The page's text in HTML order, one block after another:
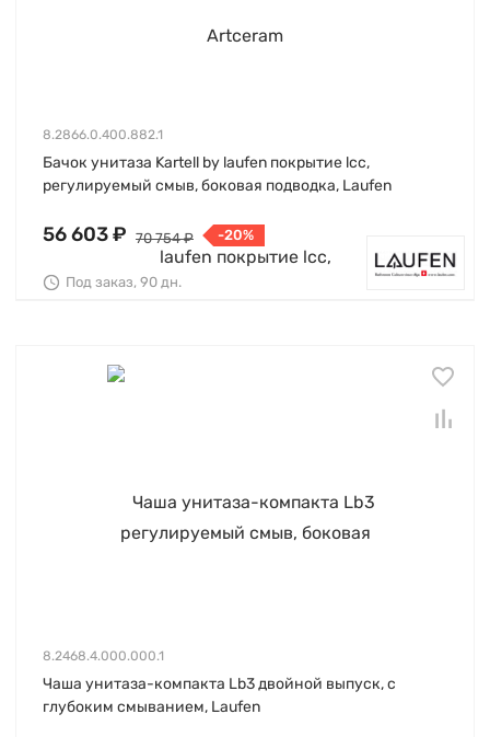
8.2866.0.400.882.1
Бачок унитаза Kartell by laufen покрытие lcc,
регулируемый смыв, боковая подводка, Laufen
56 603 ₽ 70 754 ₽ -20%
Под заказ, 90 дн.
8.2468.4.000.000.1
Чаша унитаза-компакта Lb3 двойной выпуск, с
глубоким смыванием, Laufen